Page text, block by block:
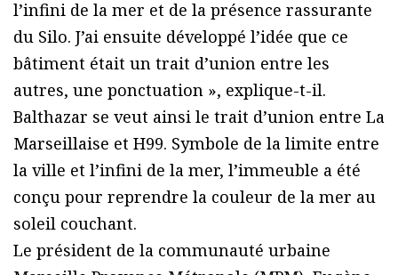
l’infini de la mer et de la présence rassurante
du Silo. J’ai ensuite développé l’idée que ce
bâtiment était un trait d’union entre les
autres, une ponctuation », explique-t-il.
Balthazar se veut ainsi le trait d’union entre La
Marseillaise et H99. Symbole de la limite entre
la ville et l’infini de la mer, l’immeuble a été
conçu pour reprendre la couleur de la mer au
soleil couchant.
Le président de la communauté urbaine